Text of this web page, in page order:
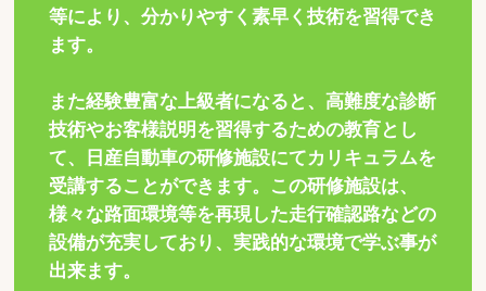
等により、分かりやすく素早く技術を習得でき
ます。
また経験豊富な上級者になると、高難度な診断
技術やお客様説明を習得するための教育とし
て、日産自動車の研修施設にてカリキュラムを
受講することができます。この研修施設は、
様々な路面環境等を再現した走行確認路などの
設備が充実しており、実践的な環境で学ぶ事が
出来ます。